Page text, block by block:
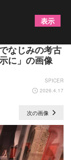
一部が40年
なじみの考古
に」の画像
SPICER
2026.4.17
次の画像
表示